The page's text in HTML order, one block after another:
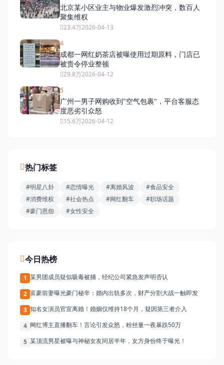
北京某小区业主与物业爆发激烈冲突，数百人
聚集维权
23.4万2026-04-13
4
成都一网红奶茶店被曝使用过期原料，门店已
被责令停业整顿
29.8万2026-04-12
5
广州一男子网购收到"空气包裹"，平台客服态
度恶劣引众怒
15.6万2026-04-12
热门标签
#明星八卦 #恋情曝光 #离婚风波
#食品安全
#消费维权
#社会热点 #网红翻车
#职场话题
#豪门恩怨
#女性安全
今日热榜
1 某男团成员疑似吸毒被捕，经纪公司紧急发声明否认
2 富豪前妻曝光豪门秘辛：婚内出轨多次，财产分割大战一触即发
3 知名女演员官宣离婚！婚姻仅维持18个月，疑因第三者介入
4 网红博主直播翻车！言论引发众怒，粉丝量一夜暴跌50万
5 某顶流男星被曝与神秘女友同居半年，女方身份终于曝光！